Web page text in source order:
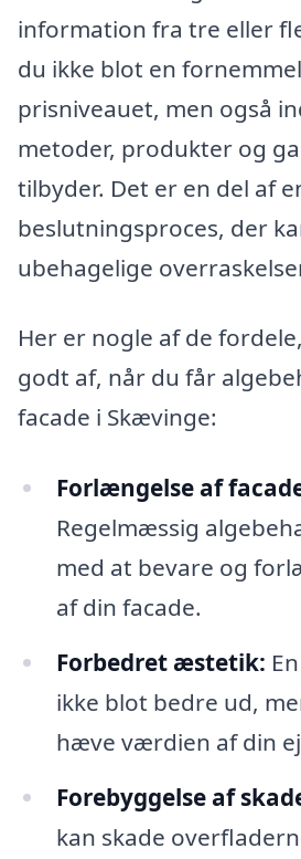
information fra tre eller
du ikke blot en
prisniveauet, men også
metoder, produkter og
tilbyder. Det er en del af
beslutningsproces, der
ubehagelige
Her er nogle af de
godt af, når du får
facade i Skævinge:
Forlængelse af
Regelmæssig
med at bevare og
af din facade.
Forbedret æstetik:
ikke blot bedre ud,
hæve værdien af din
Forebyggelse af
kan skade